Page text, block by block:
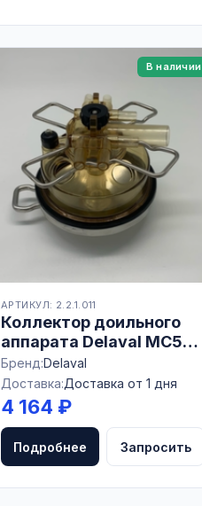
В наличии
АРТИКУЛ: 2.2.1.011
Коллектор доильного
аппарата Delaval МС53
аналог, 350МЛ
Бренд:Delaval
Доставка:Доставка от 1 дня
4 164 ₽
Подробнее Запросить